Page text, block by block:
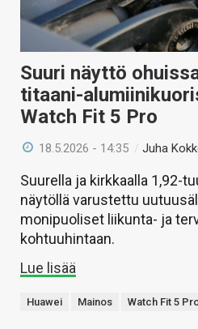
Suuri näyttö
titaani-
Watch Fit 5 Pro
18.5.2026 - 14:35 /Juha
Suurella ja kirkkaalla 1,92-
näytöllä varustettu
monipuoliset liikunta- ja
kohtuuhintaan.
Lue lisää
Huawei Mainos Watch Fit 5